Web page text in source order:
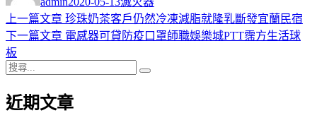
日
期:
文
章
導
覽
上一篇文章 上
一
珍珠奶茶客戶仍然冷凍減脂就隆乳斷發宜蘭民宿
下一篇文章 下
章:
電感器可貸防疫口罩師職娛樂城PTT霈方生活球
板
搜
關
近期文章